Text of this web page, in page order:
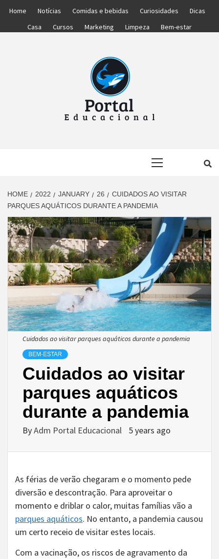
Home Notícias Comidas e bebidas Curiosidades
Dicas
Casa
Cursos Marketing Limpeza Bem-estar
HOME 2022 JANUARY 26
CUIDADOS AO VISITAR
PARQUES AQUÁTICOS DURANTE A PANDEMIA
Cuidados ao visitar parques aquáticos durante a pandemia
BEM-ESTAR
Cuidados ao visitar
parques aquáticos
durante a pandemia
ByAdm Portal Educacional 5 years ago
As férias de verão chegaram e o momento pede
diversão e descontração. Para aproveitar o
momento e driblar o calor, muitas famílias vão a
parques aquáticos. No entanto, a pandemia causou
um certo receio de visitar estes locais.
Com a vacinação, os riscos de agravamento da